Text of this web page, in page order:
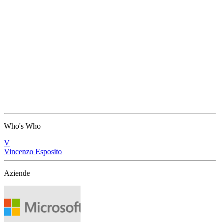
Who's Who
V
Vincenzo Esposito
Aziende